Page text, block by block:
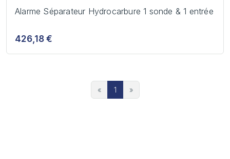
Alarme Séparateur Hydrocarbure 1 sonde & 1 entrée
426,18 €
« 1 »